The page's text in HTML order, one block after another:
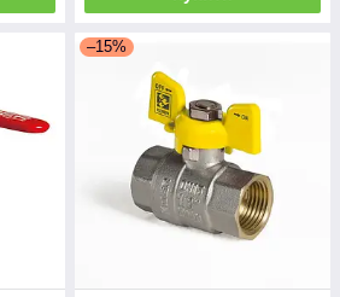
–15%